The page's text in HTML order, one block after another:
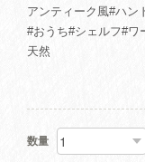
アンティーク風#ハン
#おうち#シェルフ#ワ
天然
数量